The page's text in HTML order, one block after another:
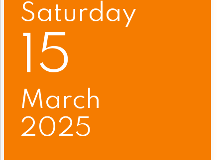
Saturday
15
March
2025